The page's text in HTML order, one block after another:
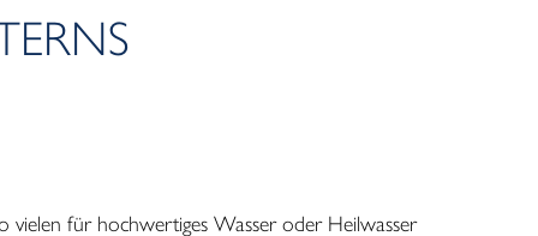
Auswirkungen
zu trinken
vielen für hochwertiges Wasser oder Heilwasser